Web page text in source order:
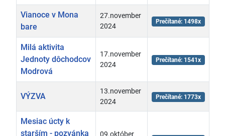
Vianoce v Mona
bare
27.november
2024
Prečítané: 1498x
Milá aktivita
Jednoty dôchodcov
Modrová
17.november
2024
Prečítané: 1541x
VÝZVA
13.november
2024
Prečítané: 1773x
Mesiac úcty k
starším - pozvánka
09.október